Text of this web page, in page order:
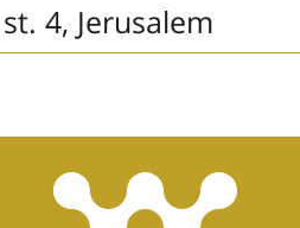
4, Jerusalem